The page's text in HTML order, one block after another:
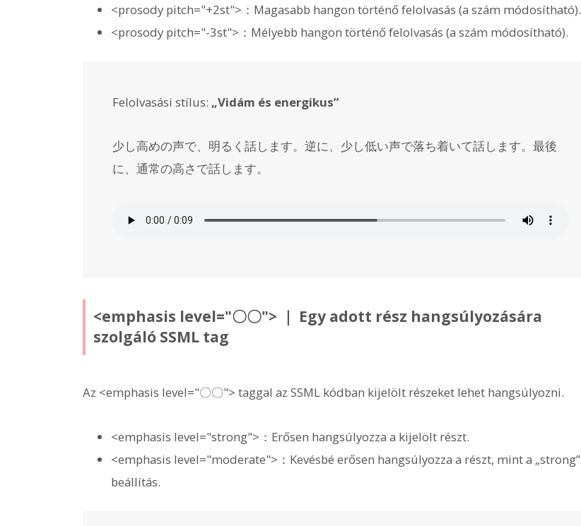
<prosody pitch="+2st">：Magasabb hangon történő felolvasás (a szám módosítható).
<prosody pitch="-3st">：Mélyebb hangon történő felolvasás (a szám módosítható).
Felolvasási stílus: „Vidám és energikus”
少し高めの声で、明るく話します。 逆に、少し低い声で落ち着いて話します。 最後
に、通常の高さで話します。
<emphasis level="〇〇"> ｜ Egy adott rész hangsúlyozására
szolgáló SSML tag
Az <emphasis level="〇〇"> taggal az SSML kódban kijelölt részeket lehet hangsúlyozni.
<emphasis level="strong">：Erősen hangsúlyozza a kijelölt részt.
<emphasis level="moderate">：Kevésbé erősen hangsúlyozza a részt, mint a „strong”
beállítás.